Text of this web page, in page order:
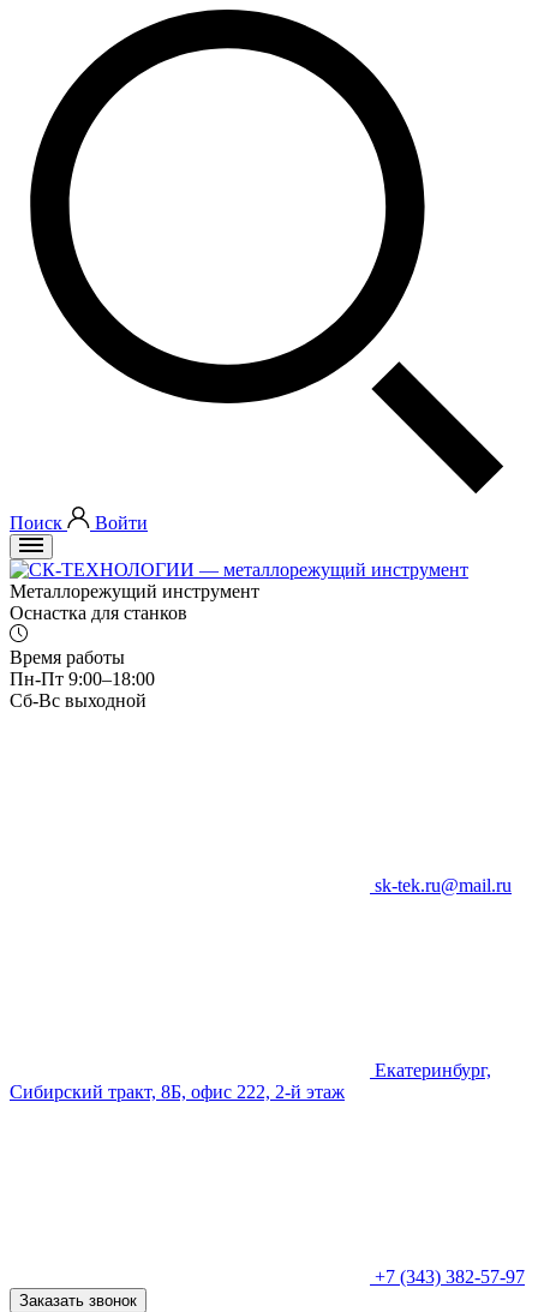
Поиск Войти
Металлорежущий инструмент
Оснастка для станков
Время работы
Пн-Пт 9:00–18:00
Сб-Вс выходной
sk-tek.ru@mail.ru
Екатеринбург,
Сибирский тракт, 8Б, офис 222, 2-й этаж
+7 (343) 382-57-97
Заказать звонок